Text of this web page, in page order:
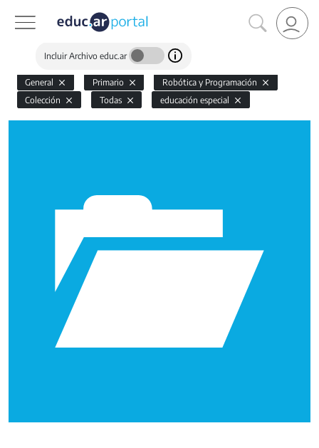
Incluir Archivo educ.ar
General Primario
Robótica y Programación
Colección
Todas educación especial